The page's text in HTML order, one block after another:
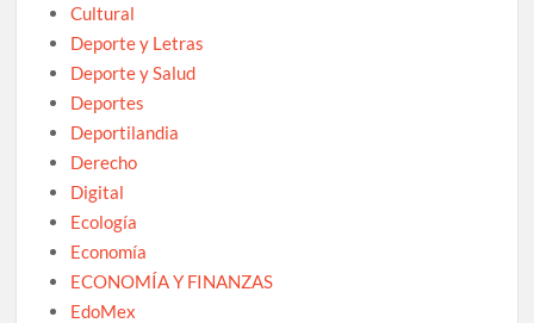
Cultural
Deporte y Letras
Deporte y Salud
Deportes
Deportilandia
Derecho
Digital
Ecología
Economía
ECONOMÍA Y FINANZAS
EdoMex